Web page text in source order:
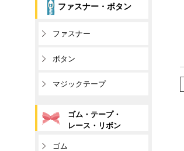
ファスナー・ボタン
ファスナー
ボタン
マジックテープ
ゴム・テープ・
レース・リボン
ゴム